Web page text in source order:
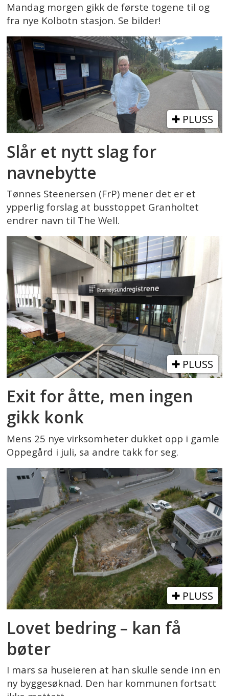
Mandag morgen gikk de første togene til og
fra nye Kolbotn stasjon. Se bilder!
PLUSS
Slår et nytt slag for
navnebytte
Tønnes Steenersen (FrP) mener det er et
ypperlig forslag at busstoppet Granholtet
endrer navn til The Well.
PLUSS
Exit for åtte, men ingen
gikk konk
Mens 25 nye virksomheter dukket opp i gamle
Oppegård i juli, sa andre takk for seg.
PLUSS
Lovet bedring – kan få
bøter
I mars sa huseieren at han skulle sende inn en
ny byggesøknad. Den har kommunen fortsatt